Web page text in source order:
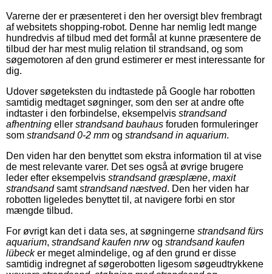
Varerne der er præsenteret i den her oversigt blev frembragt
af websitets shopping-robot. Denne har nemlig ledt mange
hundredvis af tilbud med det formål at kunne præsentere de
tilbud der har mest mulig relation til strandsand, og som
søgemotoren af den grund estimerer er mest interessante for
dig.
Udover søgeteksten du indtastede på Google har robotten
samtidig medtaget søgninger, som den ser at andre ofte
indtaster i den forbindelse, eksempelvis strandsand
afhentning eller strandsand bauhaus foruden formuleringer
som strandsand 0-2 mm og strandsand in aquarium.
Den viden har den benyttet som ekstra information til at vise
de mest relevante varer. Det ses også at øvrige brugere
leder efter eksempelvis strandsand græsplæne, maxit
strandsandsamtstrandsand næstved. Den her viden har
robotten ligeledes benyttet til, at navigere forbi en stor
mængde tilbud.
For øvrigt kan det i data ses, at søgningerne strandsand fürs
aquarium, strandsand kaufen nrwog strandsand kaufen
lübecker meget almindelige, og af den grund er disse
samtidig indregnet af søgerobotten ligesom søgeudtrykkene